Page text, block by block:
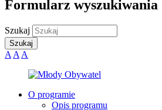
Formularz wyszukiwania
Szukaj
A A A
O programie
Opis programu